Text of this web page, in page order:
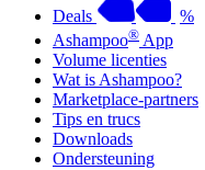
Deals
%
Ashampoo® App
Volume licenties
Wat is Ashampoo?
Marketplace-partners
Tips en trucs
Downloads
Ondersteuning